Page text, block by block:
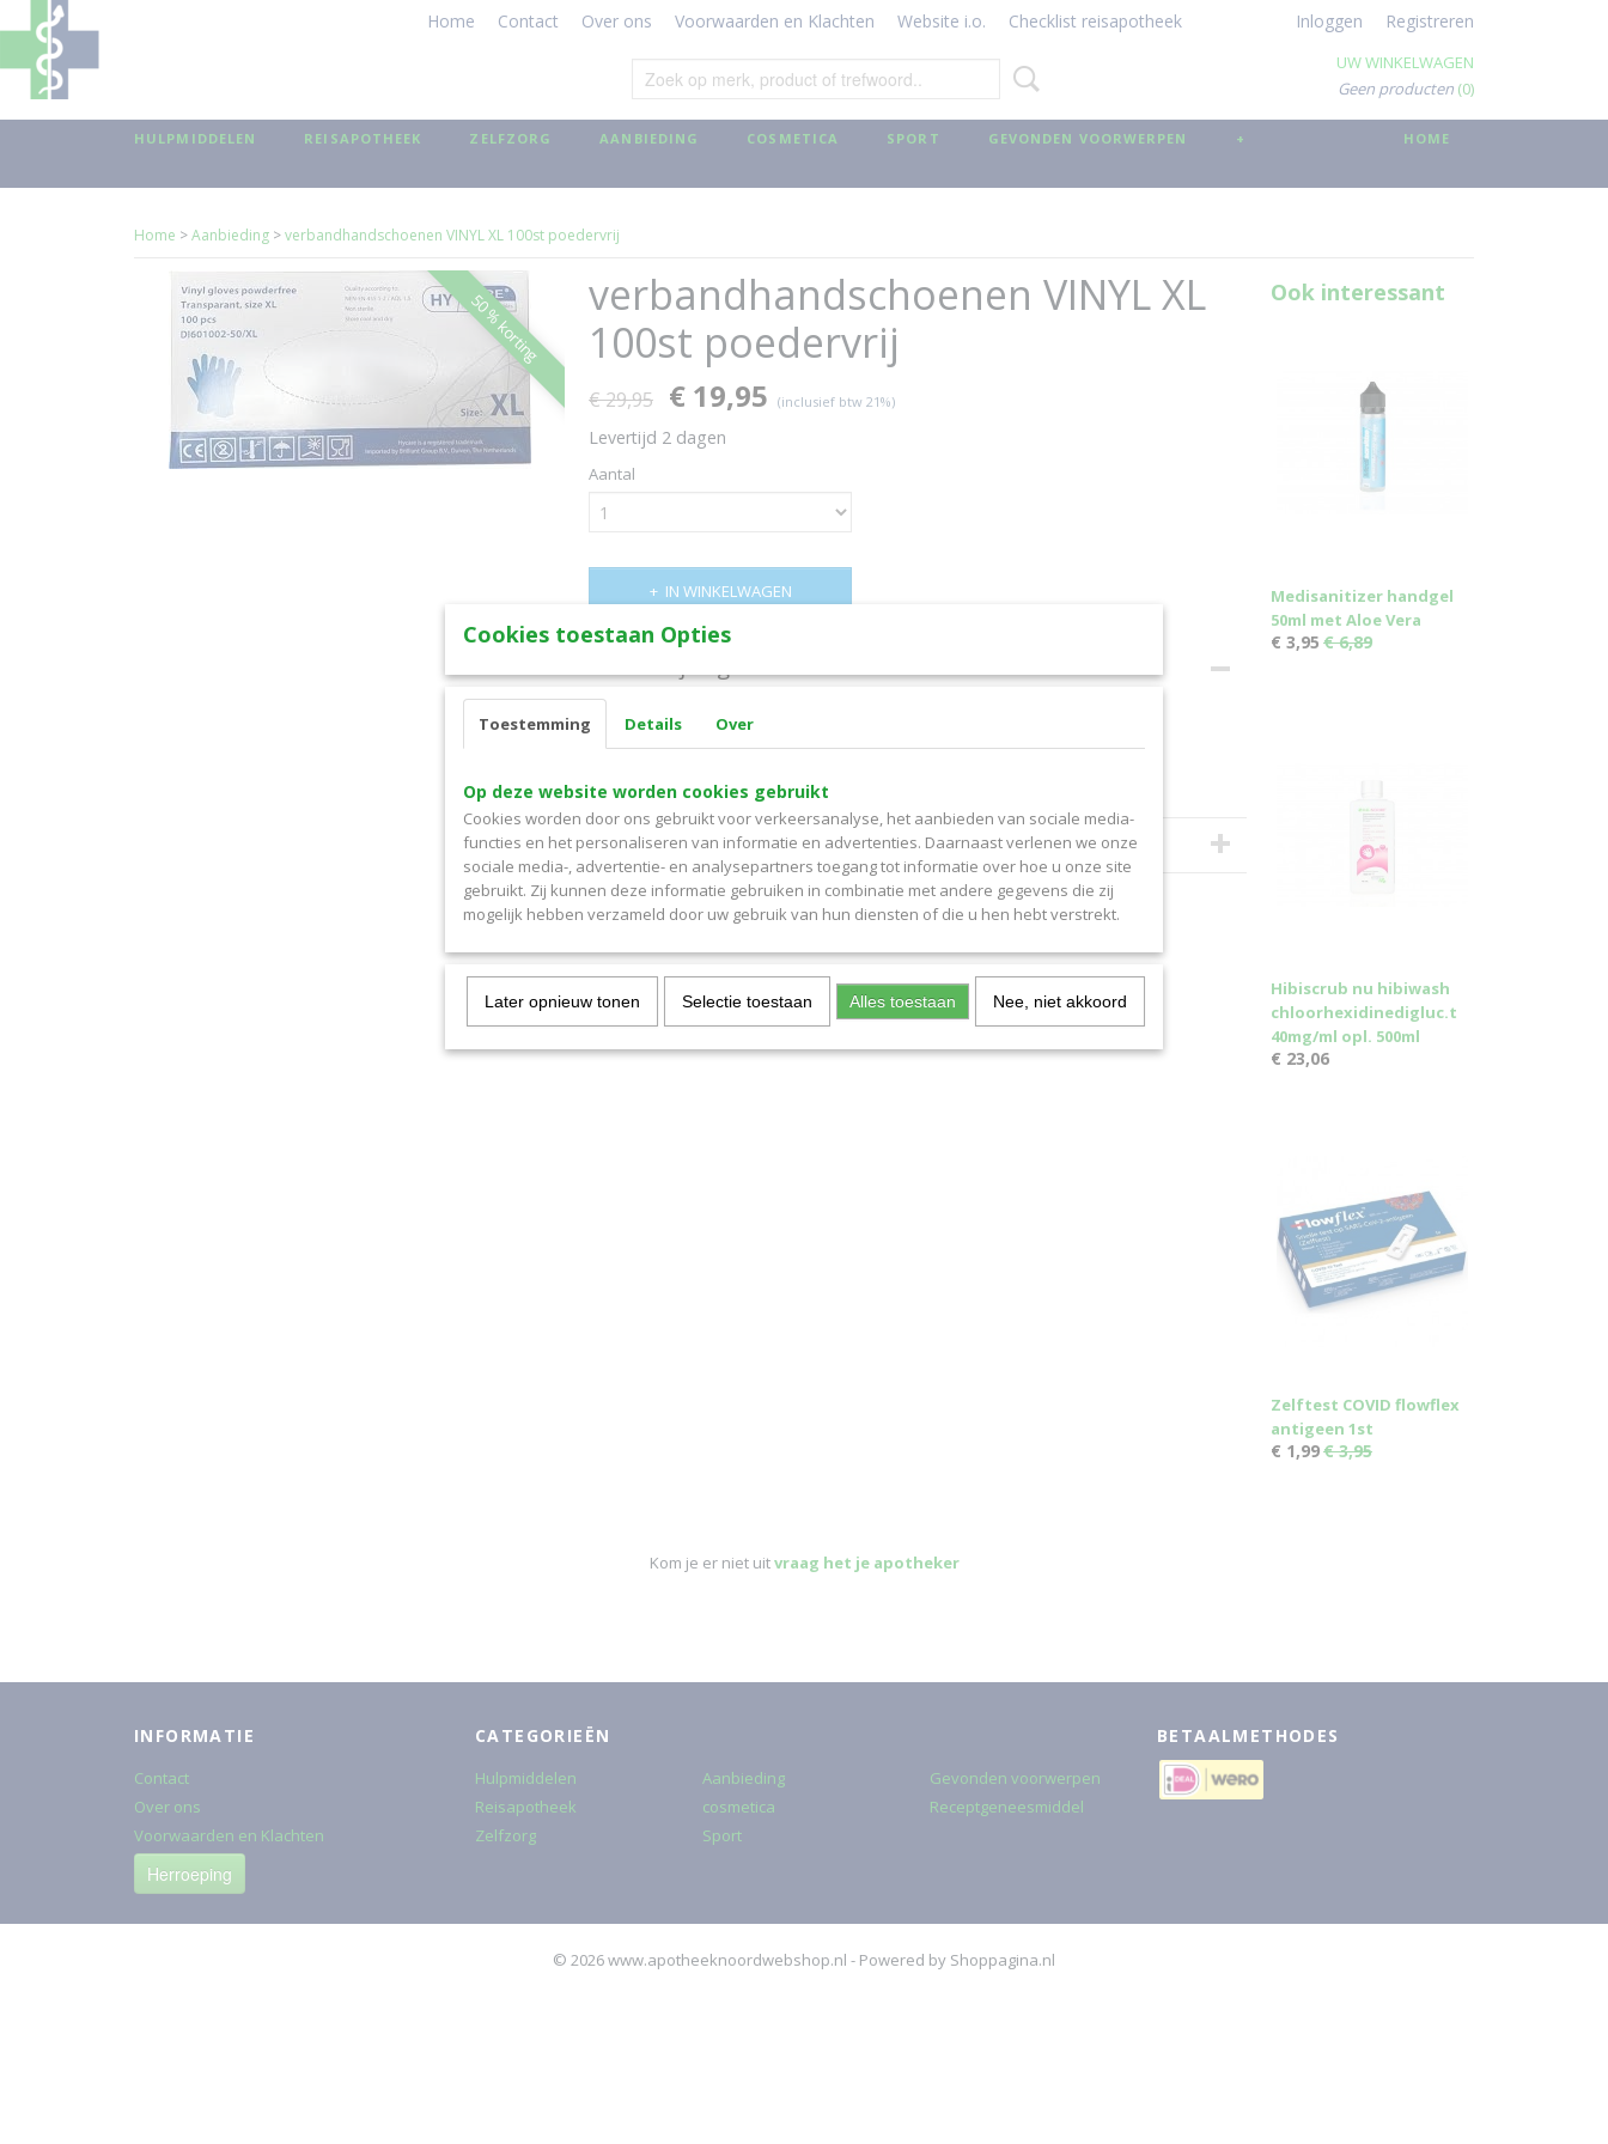
Home Contact Over ons Voorwaarden en Klachten Website i.o. Checklist reisapotheek Inloggen Registreren
UW WINKELWAGEN
Geen producten (0)
HOME
HULPMIDDELEN REISAPOTHEEK ZELFZORG AANBIEDING COSMETICA SPORT GEVONDEN VOORWERPEN +
Home >Aanbieding >verbandhandschoenen VINYL XL 100st poedervrij
50 % korting
verbandhandschoenen VINYL XL
100st poedervrij
€ 29,95 € 19,95 (inclusief btw 21%)
Levertijd 2 dagen
Aantal
IN WINKELWAGEN
Verbandhandschoenen maat XL hycare
latex vrij
vanaf 3 dozen 50% korting
Reacties
Ook interessant
Medisanitizer handgel
50ml met Aloe Vera
€ 3,95 € 6,89
Hibiscrub nu hibiwash
chloorhexidinedigluc.t
40mg/ml opl. 500ml
€ 23,06
Zelftest COVID flowflex
antigeen 1st
€ 1,99€ 3,95
Kom je er niet uitvraag het je apotheker
INFORMATIE
Contact
Over ons
Voorwaarden en Klachten
Herroeping
CATEGORIEËN
Hulpmiddelen
Reisapotheek
Zelfzorg
Aanbieding
cosmetica
Sport
Gevonden voorwerpen
Receptgeneesmiddel
BETAALMETHODES
© 2026 www.apotheeknoordwebshop.nl - Powered by Shoppagina.nl
Cookies toestaan Opties
Toestemming Details Over
Op deze website worden cookies gebruikt
Cookies worden door ons gebruikt voor verkeersanalyse, het aanbieden van sociale media-
functies en het personaliseren van informatie en advertenties. Daarnaast verlenen we onze
sociale media-, advertentie- en analysepartners toegang tot informatie over hoe u onze site
gebruikt. Zij kunnen deze informatie gebruiken in combinatie met andere gegevens die zij
mogelijk hebben verzameld door uw gebruik van hun diensten of die u hen hebt verstrekt.
Later opnieuw tonen Selectie toestaan Alles toestaan Nee, niet akkoord